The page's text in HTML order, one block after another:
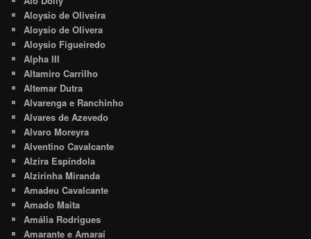
Aloysio de Oliveira
Aloysio de Olivera
Aloysio Figueiredo
Alpha III
Altamiro Carrilho
Altemar Dutra
Alvarenga e Ranchinho
Alvares de Azevedo
Alvaro Moreyra
Alventino Cavalcante
Alzira Espíndola
Alzirinha Miranda
Amadeu Cavalcante
Amado Maita
Amália Rodrigues
Amarante e Amaraí